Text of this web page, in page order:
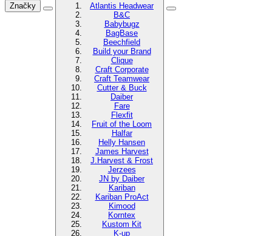
Značky
Atlantis Headwear
B&C
Babybugz
BagBase
Beechfield
Build your Brand
Clique
Craft Corporate
Craft Teamwear
Cutter & Buck
Daiber
Fare
Flexfit
Fruit of the Loom
Halfar
Helly Hansen
James Harvest
J.Harvest & Frost
Jerzees
JN by Daiber
Kariban
Kariban ProAct
Kimood
Korntex
Kustom Kit
K-up